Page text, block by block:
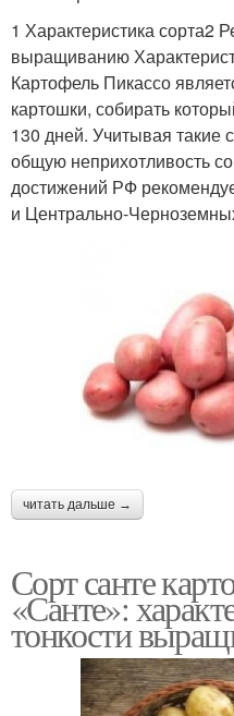
1 Характеристика сорта2
выращиванию
Картофель Пикассо
картошки, собирать
130 дней. Учитывая такие
общую неприхотливость
достижений РФ
и Центрально-
читать дальше →
Сорт санте
«Санте»:
тонкости